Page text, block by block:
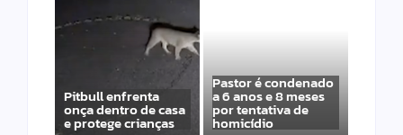
Pitbull enfrenta
onça dentro de casa
e protege crianças
Pastor é condenado
a 6 anos e 8 meses
por tentativa de
homicídio